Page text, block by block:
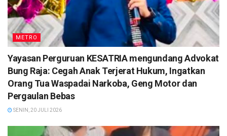
METRO
Yayasan Perguruan KESATRIA mengundang Advokat
Bung Raja: Cegah Anak Terjerat Hukum, Ingatkan
Orang Tua Waspadai Narkoba, Geng Motor dan
Pergaulan Bebas
SENIN, 20 JULI 2026